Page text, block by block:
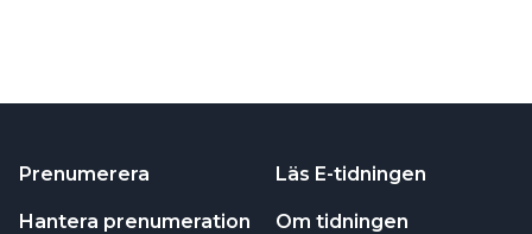
Prenumerera
Hantera prenumeration
Läs E-tidningen
Om tidningen